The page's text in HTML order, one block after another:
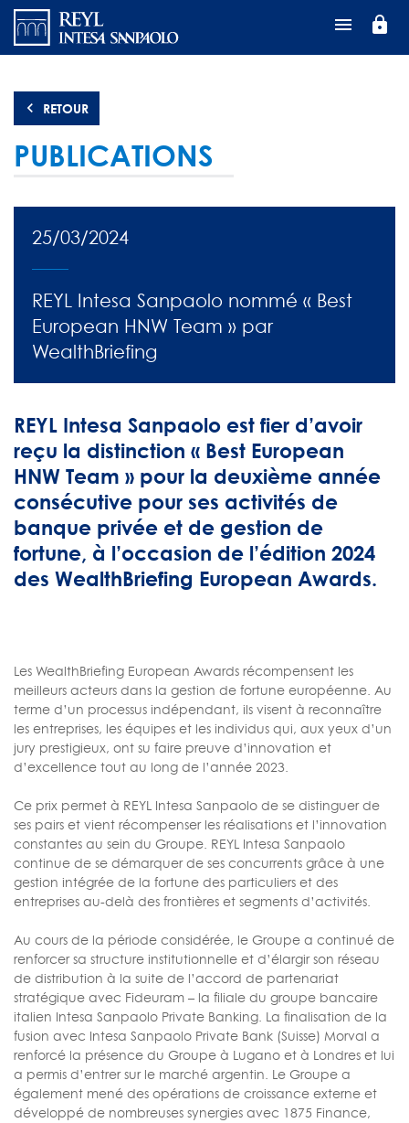
Aller
contenu
lock
RETOUR
PUBLICATIONS
25/03/2024
REYL Intesa Sanpaolo nommé « Best
European HNW Team » par
WealthBriefing
REYL Intesa Sanpaolo est fier d’avoir
reçu la distinction « Best European
HNW Team » pour la deuxième année
consécutive pour ses activités de
banque privée et de gestion de
fortune, à l’occasion de l’édition 2024
des WealthBriefing European Awards.
Les WealthBriefing European Awards récompensent les
meilleurs acteurs dans la gestion de fortune européenne. Au
terme d’un processus indépendant, ils visent à reconnaître
les entreprises, les équipes et les individus qui, aux yeux d’un
jury prestigieux, ont su faire preuve d’innovation et
d’excellence tout au long de l’année 2023.
Ce prix permet à REYL Intesa Sanpaolo de se distinguer de
ses pairs et vient récompenser les réalisations et l’innovation
constantes au sein du Groupe. REYL Intesa Sanpaolo
continue de se démarquer de ses concurrents grâce à une
gestion intégrée de la fortune des particuliers et des
entreprises au-delà des frontières et segments d’activités.
Au cours de la période considérée, le Groupe a continué de
renforcer sa structure institutionnelle et d’élargir son réseau
de distribution à la suite de l’accord de partenariat
stratégique avec Fideuram – la filiale du groupe bancaire
italien Intesa Sanpaolo Private Banking. La finalisation de la
fusion avec Intesa Sanpaolo Private Bank (Suisse) Morval a
renforcé la présence du Groupe à Lugano et à Londres et lui
a permis d’entrer sur le marché argentin. Le Groupe a
également mené des opérations de croissance externe et
développé de nombreuses synergies avec 1875 Finance,